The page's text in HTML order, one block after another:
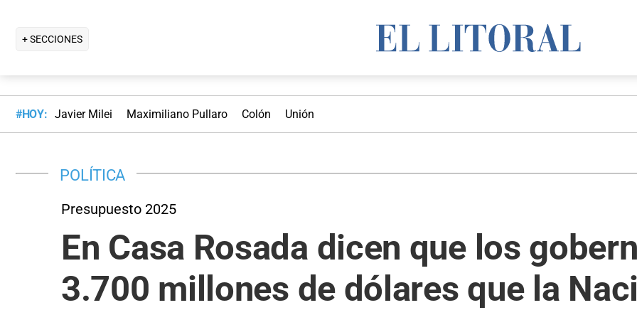
+ SECCIONES
#HOY: Javier Milei Maximiliano Pullaro Colón Unión
POLÍTICA
Presupuesto 2025
En Casa Rosada dicen que los
3.700 millones de dólares que la